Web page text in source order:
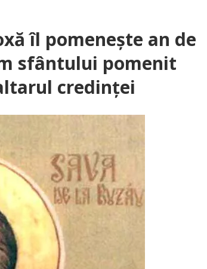
îl pomenește an de
sfântului pomenit
credinței